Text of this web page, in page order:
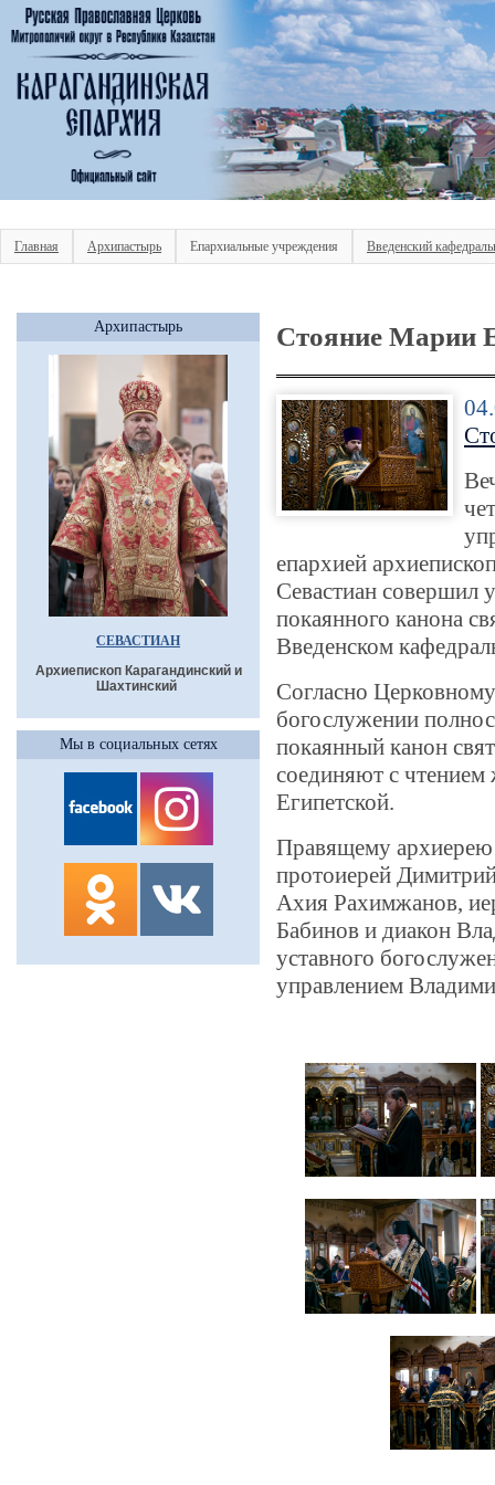
Главная Архипастырь Епархиальные учреждения Введенский
Архипастырь
СЕВАСТИАН
Архиепископ Карагандинский и
Шахтинский
Мы в социальных сетях
Стояние Марии
епархией
Севастиан совершил
покаянного канона
Введенском
Согласно
богослужении
покаянный канон
соединяют с
Египетской.
Правящему архиерею
протоиерей
Ахия Рахимжанов,
Бабинов и диакон
уставного
управлением